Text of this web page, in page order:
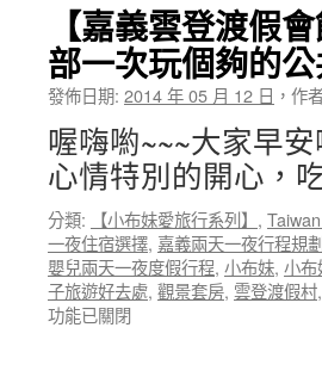
【嘉義雲登渡假
部一次玩個夠的
發佈日期: 2014 年 05 月 12 日 ， 作
喔嗨喲~~~大家早
心情特別的開心，
分類: 【小布妹愛旅行系列】 ,
一夜住宿選擇, 嘉義兩天一夜行程規
嬰兒兩天一夜度假行程, 小布妹, 小布
子旅遊好去處, 觀景套房, 雲登渡假村,
功能已關閉